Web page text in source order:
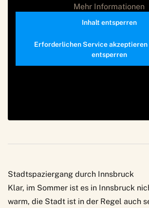
Mehr Informationen
Inhalt entsperren
Erforderlichen Service akzeptieren
entsperren
Stadtspaziergang durch Innsbruck
Klar, im Sommer ist es in Innsbruck
warm, die Stadt ist in der Regel auch